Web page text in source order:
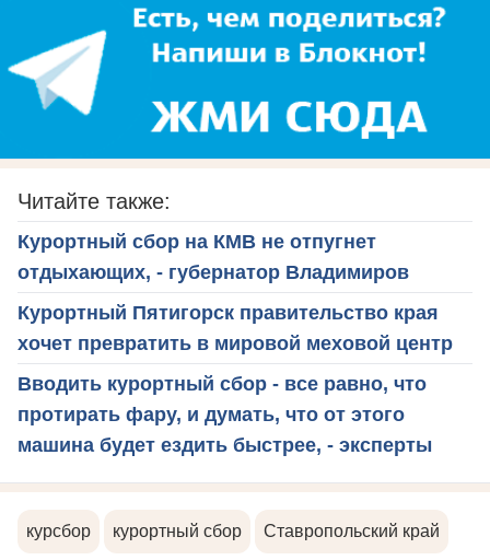
Читайте также:
Курортный сбор на КМВ не отпугнет
отдыхающих, - губернатор Владимиров
Курортный Пятигорск правительство края
хочет превратить в мировой меховой центр
Вводить курортный сбор - все равно, что
протирать фару, и думать, что от этого
машина будет ездить быстрее, - эксперты
курсбор курортный сбор Ставропольский край